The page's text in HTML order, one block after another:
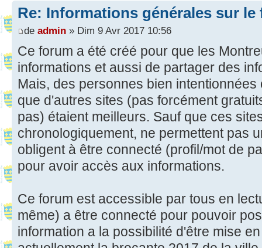
Re: Informations générales sur le
de admin » Dim 9 Avr 2017 10:56
Ce forum a été créé pour que les
informations et aussi de partager des
Mais, des personnes bien
que d'autres sites (pas forcément
pas) étaient meilleurs. Sauf que ces
chronologiquement, ne permettent pas
obligent à être connecté (profil/mot de
pour avoir accès aux informations.
Ce forum est accessible par tous en
même) a être connecté pour pouvoir
information a la possibilité d'être mise